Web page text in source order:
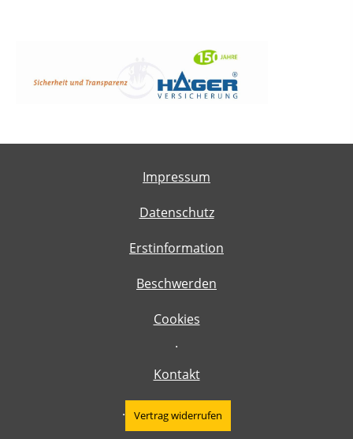
Impressum
Datenschutz
Erstinformation
Beschwerden
Cookies
·
Kontakt
· Vertrag widerrufen